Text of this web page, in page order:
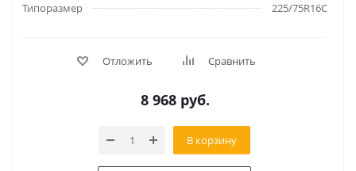
Типоразмер
225/75R16C
Отложить Сравнить
8 968 руб.
В корзину